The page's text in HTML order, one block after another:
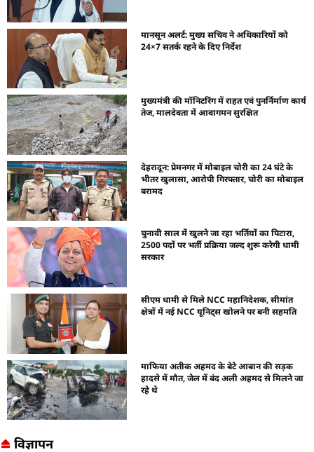
मानसून अलर्ट: मुख्य सचिव ने अधिकारियों को
24×7 सतर्क रहने के दिए निर्देश
मुख्यमंत्री की मॉनिटरिंग में राहत एवं पुनर्निर्माण कार्य
तेज, मालदेवता में आवागमन सुरक्षित
देहरादून: प्रेमनगर में मोबाइल चोरी का 24 घंटे के
भीतर खुलासा, आरोपी गिरफ्तार, चोरी का मोबाइल
बरामद
चुनावी साल में खुलने जा रहा भर्तियों का पिटारा,
2500 पदों पर भर्ती प्रक्रिया जल्द शुरू करेगी धामी
सरकार
सीएम धामी से मिले NCC महानिदेशक, सीमांत
क्षेत्रों में नई NCC यूनिट्स खोलने पर बनी सहमति
माफिया अतीक अहमद के बेटे आबान की सड़क
हादसे में मौत, जेल में बंद अली अहमद से मिलने जा
रहे थे
विज्ञापन